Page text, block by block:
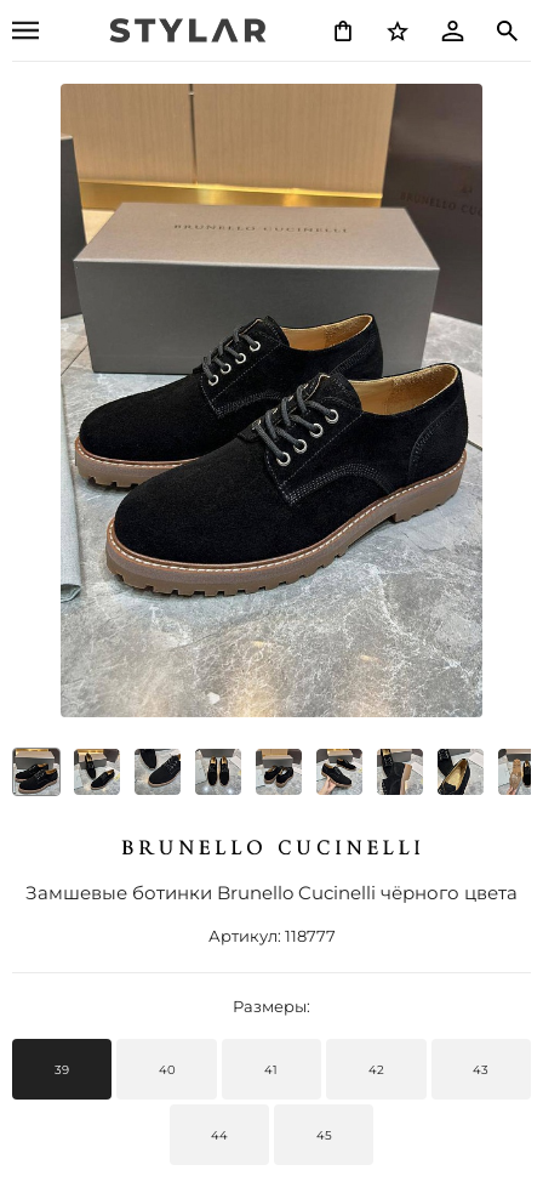
Замшевые ботинки Brunello Cucinelli чёрного цвета
Артикул: 118777
Размеры:
39 40 41 42 43
44 45